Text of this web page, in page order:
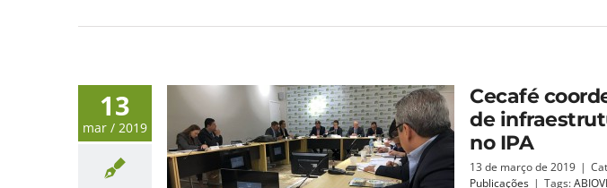
13
mar / 2019
Cecafé
de
no IPA
13 de março de 2019 |
Publicações | Tags: